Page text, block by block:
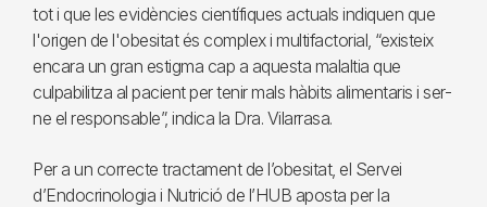
tot i que les evidències científiques actuals indiquen que
l'origen de l'obesitat és complex i multifactorial, “existeix
encara un gran estigma cap a aquesta malaltia que
culpabilitza al pacient per tenir mals hàbits alimentaris i ser-
ne el responsable”, indica la Dra. Vilarrasa.
Per a un correcte tractament de l’obesitat, el Servei
d’Endocrinologia i Nutrició de l’HUB aposta per la